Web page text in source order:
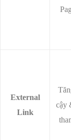
External
Link
cậy